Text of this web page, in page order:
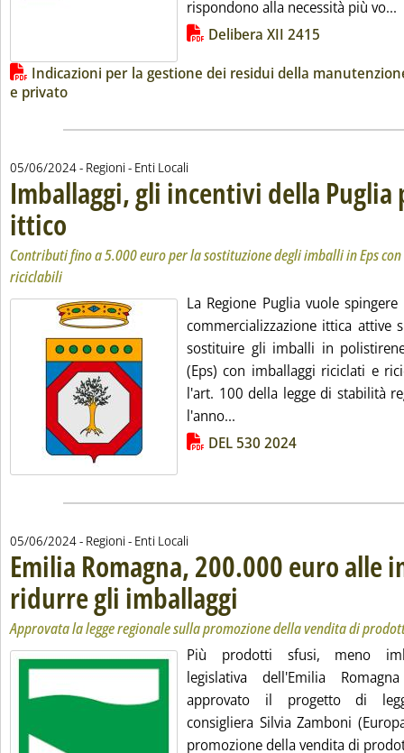
rispondono alla necessità più vo...
Lista allegati PDF alla notiziaDelibera XII 2415
Indicazioni per la gestione dei residui della
e privato
05/06/2024- Regioni - Enti Locali
Imballaggi, gli incentivi della
ittico . Sottotitolo: Contributi fino a 5.000 euro per la sostituzione degli imballi in
. Pubblicata mercoledì 05 giugno 2024 alle 13.56.
Contributi fino a 5.000 euro per la sostituzione degli imballi in Eps
riciclabili
La Regione Puglia vuole
commercializzazione ittica
sostituire gli imballi in
(Eps) con imballaggi riciclati e
l'art. 100 della legge di stabilità
l'anno...
Lista allegati PDF alla notizia
DEL 530 2024
05/06/2024- Regioni - Enti Locali
Emilia Romagna, 200.000 euro alle
ridurre gli imballaggi
Approvata la legge regionale sulla promozione della vendita di
Più prodotti sfusi, meno
legislativa dell'Emilia
approvato il progetto di
consigliera Silvia Zamboni
promozione della vendita di